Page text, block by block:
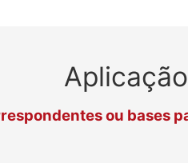
ou bases